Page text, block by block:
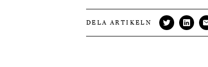
DELA ARTIKELN